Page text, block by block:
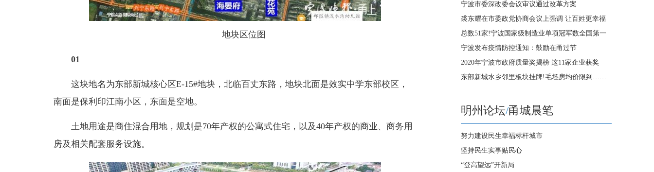
地块区位图
01
这块地名为东部新城核心区E-15#地块，北临百丈东路，地块北面是效实中学东部校区，
南面是保利印江南小区，东面是空地。
土地用途是商住混合用地，规划是70年产权的公寓式住宅，以及40年产权的商业、商务用
房及相关配套服务设施。
宁波市委深改委会议审议通过改革方案
裘东耀在市委政党协商会议上强调 让百姓更幸福
总数51家!宁波国家级制造业单项冠军数全国第一
宁波发布疫情防控通知：鼓励在甬过节
2020年宁波市政府质量奖揭榜 这11家企业获奖
东部新城水乡邻里板块挂牌!毛坯房均价限到……
明州论坛/甬城晨笔
努力建设民生幸福标杆城市
坚持民生实事贴民心
“登高望远”开新局